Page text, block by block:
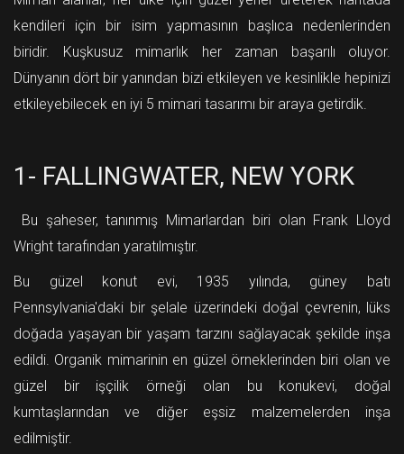
kendileri için bir isim yapmasının başlıca nedenlerinden
biridir. Kuşkusuz mimarlık her zaman başarılı oluyor.
Dünyanın dört bir yanından bizi etkileyen ve kesinlikle hepinizi
etkileyebilecek en iyi 5 mimari tasarımı bir araya getirdik.
1- FALLINGWATER, NEW YORK
Bu şaheser, tanınmış Mimarlardan biri olan Frank Lloyd
Wright tarafından yaratılmıştır.
Bu güzel konut evi, 1935 yılında, güney batı
Pennsylvania'daki bir şelale üzerindeki doğal çevrenin, lüks
doğada yaşayan bir yaşam tarzını sağlayacak şekilde inşa
edildi. Organik mimarinin en güzel örneklerinden biri olan ve
güzel bir işçilik örneği olan bu konukevi, doğal
kumtaşlarından ve diğer eşsiz malzemelerden inşa
edilmiştir.